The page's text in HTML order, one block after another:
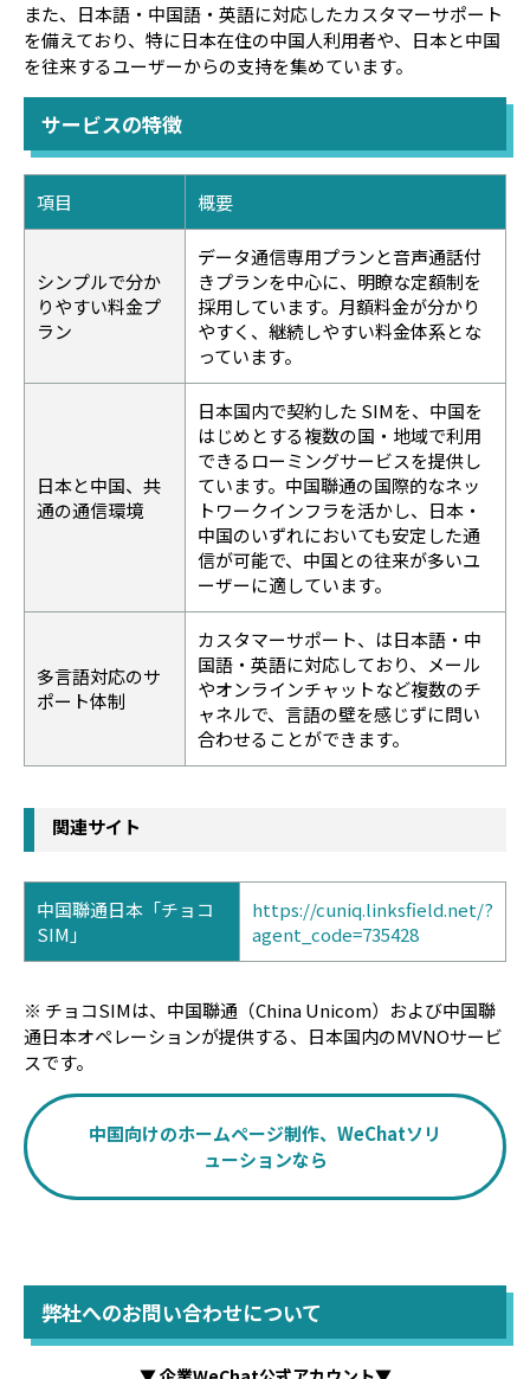
また、日本語・中国語・英語に対応したカスタマーサポート
を備えており、特に日本在住の中国人利用者や、日本と中国
を往来するユーザーからの支持を集めています。
サービスの特徴
項目 概要
シンプルで分か
りやすい料金プ
ラン
データ通信専用プランと音声通話付
きプランを中心に、明瞭な定額制を
採用しています。月額料金が分かり
やすく、継続しやすい料金体系とな
っています。
日本と中国、共
通の通信環境
日本国内で契約した SIMを、中国を
はじめとする複数の国・地域で利用
できるローミングサービスを提供し
ています。中国聯通の国際的なネッ
トワークインフラを活かし、日本・
中国のいずれにおいても安定した通
信が可能で、中国との往来が多いユ
ーザーに適しています。
多言語対応のサ
ポート体制
カスタマーサポート、は日本語・中
国語・英語に対応しており、メール
やオンラインチャットなど複数のチ
ャネルで、言語の壁を感じずに問い
合わせることができます。
関連サイト
中国聯通日本「チョコ
SIM」
https://cuniq.linksfield.net/?
agent_code=735428
※ チョコSIMは、中国聯通（China Unicom）および中国聯
通日本オペレーションが提供する、日本国内のMVNOサービ
スです。
中国向けのホームページ制作、WeChatソリ
ューションなら
弊社へのお問い合わせについて